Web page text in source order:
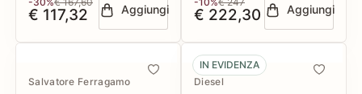
€ 117,32 Aggiungi € 222,30 Aggiungi
Salvatore Ferragamo
IN EVIDENZA
Diesel